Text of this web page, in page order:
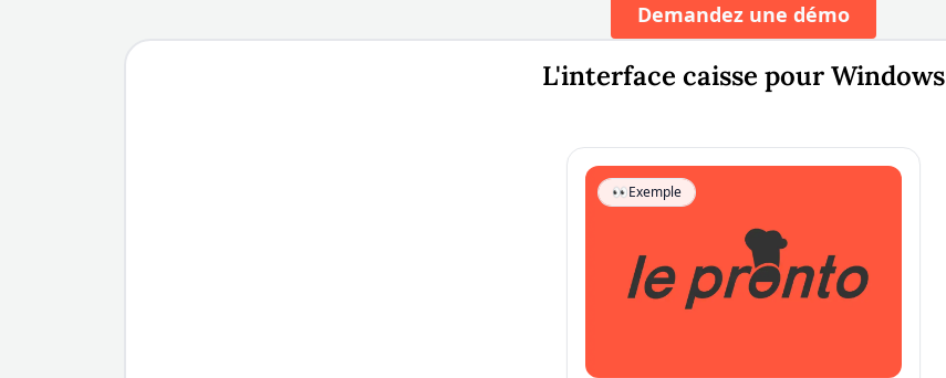
Demandez une démo
L'interface caisse pour Windows
👀Exemple